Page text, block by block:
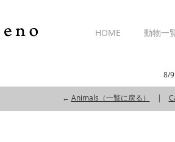
HOME 動物一
8/
← Animals（一覧に戻る） |